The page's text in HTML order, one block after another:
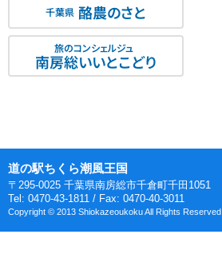
千葉県 酪農のさと
旅のコンシェルジュ
南房総いいとこどり
道の駅ちくら潮風王国
〒295-0025 千葉県南房総市千倉町千田1051
Tel: 0470-43-1811 / Fax: 0470-40-3011
Copyright © 2013 Shiokazeoukoku All Rights Reserved.